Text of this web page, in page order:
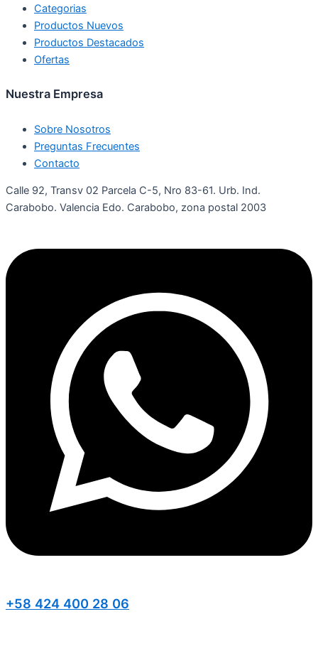
Categorias
Productos Nuevos
Productos Destacados
Ofertas
Nuestra Empresa
Sobre Nosotros
Preguntas Frecuentes
Contacto
Calle 92, Transv 02 Parcela C-5, Nro 83-61. Urb. Ind.
Carabobo. Valencia Edo. Carabobo, zona postal 2003
+58 424 400 28 06